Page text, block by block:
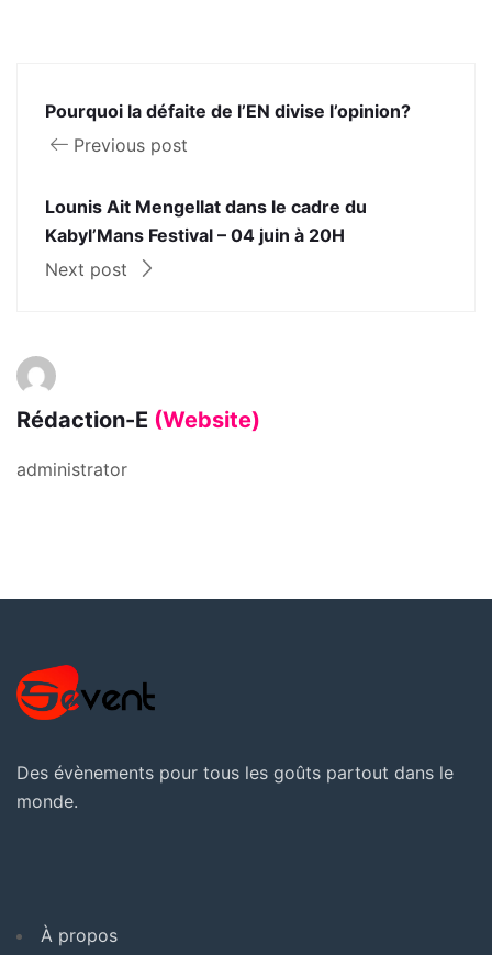
Pourquoi la défaite de l’EN divise l’opinion?
Previous post
Lounis Ait Mengellat dans le cadre du
Kabyl’Mans Festival – 04 juin à 20H
Next post
Rédaction-E (Website)
administrator
Des évènements pour tous les goûts partout dans le
monde.
À propos